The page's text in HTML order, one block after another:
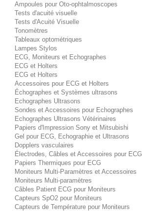
Ampoules pour Oto-ophtalmoscopes
Tests d'acuité visuelle
Tests d'Acuité Visuelle
Tonomètres
Tableaux optométriques
Lampes Stylos
ECG, Moniteurs et Echographes
ECG et Holters
ECG et Holters
Accessoires pour ECG et Holters
Échographes et Systèmes ultrasons
Echographes Ultrasons
Sondes et Accessoires pour Echographes
Echographes Ultrasons Vétérinaires
Papiers d'Impression Sony et Mitsubishi
Gel pour ECG, Echographie et Ultrasons
Dopplers vasculaires
Électrodes, Câbles et Accessoires pour ECG
Papiers Thermiques pour ECG
Moniteurs Multi-Paramètres et Accessoires
Moniteurs Multi-paramètres
Câbles Patient ECG pour Moniteurs
Capteurs SpO2 pour Moniteurs
Capteurs de Température pour Moniteurs